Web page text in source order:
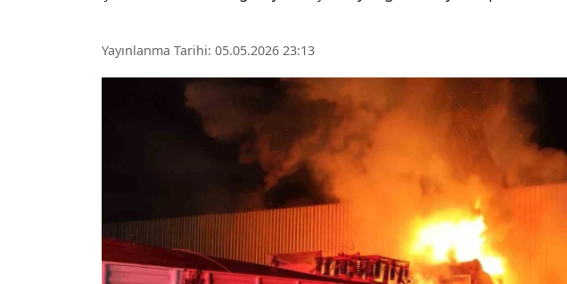
Yayınlanma Tarihi: 05.05.2026 23:13